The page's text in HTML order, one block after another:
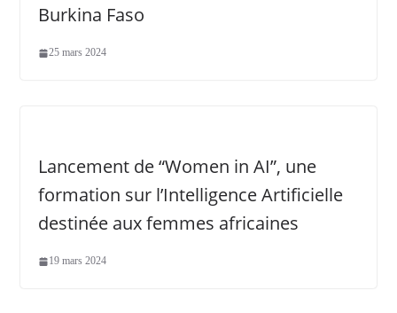
Burkina Faso
25 mars 2024
Lancement de “Women in AI”, une
formation sur l’Intelligence Artificielle
destinée aux femmes africaines
19 mars 2024